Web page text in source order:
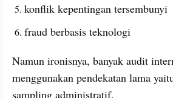
konflik kepentingan tersembunyi
fraud berbasis teknologi
Namun ironisnya, banyak audit
menggunakan pendekatan lama
sampling administratif.